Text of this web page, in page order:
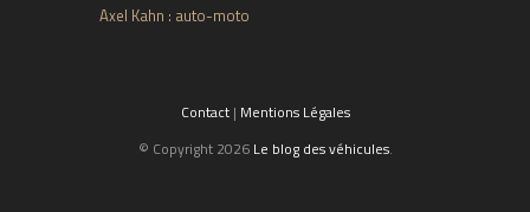
Axel Kahn : auto-moto
Contact| Mentions Légales
© Copyright 2026 Le blog des véhicules.